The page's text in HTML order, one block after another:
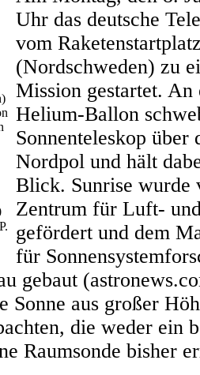
Uhr das deutsche
vom
(Nordschweden) zu
Mission gestartet. An
Helium-Ballon
Sonnenteleskop über
Nordpol und hält
Blick. Sunrise wurde
Zentrum für Luft-
gefördert und dem
für
gebaut
Sonne aus großer
die weder ein
Raumsonde bisher